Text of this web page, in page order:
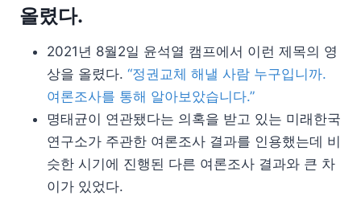
올렸다.
2021년 8월2일 윤석열 캠프에서 이런 제목의 영
상을 올렸다. “정권교체 해낼 사람 누구입니까.
여론조사를 통해 알아보았습니다.”
명태균이 연관됐다는 의혹을 받고 있는 미래한국
연구소가 주관한 여론조사 결과를 인용했는데 비
슷한 시기에 진행된 다른 여론조사 결과와 큰 차
이가 있었다.